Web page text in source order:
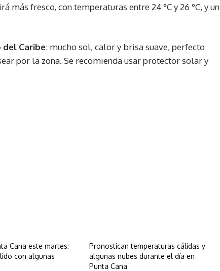
más fresco, con temperaturas entre 24 °C y 26 °C, y un
Caribe: mucho sol, calor y brisa suave, perfecto
por la zona. Se recomienda usar protector solar y
Cana este martes:
con algunas
Pronostican temperaturas cálidas y
algunas nubes durante el día en
Punta Cana